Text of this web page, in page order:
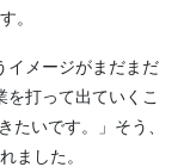
。
イメージがまだまだ
打って出ていくこ
たいです。」そう、
ました。